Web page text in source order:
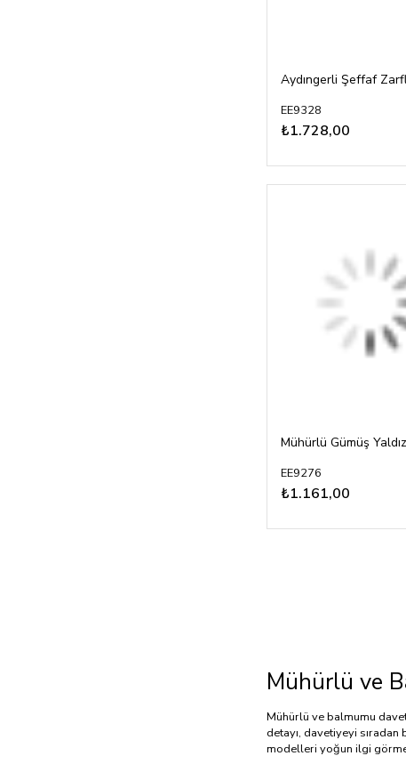
EE9328
₺1.728,00
EE9276
₺1.161,00
Mühürlü ve
Mühürlü ve balmumu
detayı, davetiyeyi
modelleri yoğun ilgi